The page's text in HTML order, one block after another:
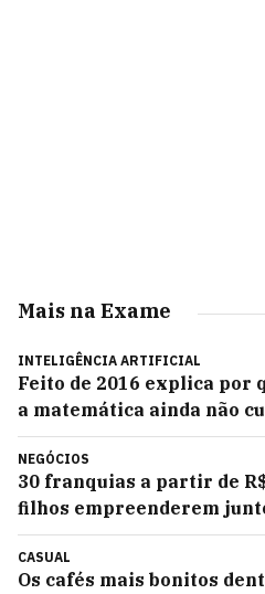
Mais na Exame
INTELIGÊNCIA ARTIFICIAL
Feito de 2016 explica por
a matemática ainda não
NEGÓCIOS
30 franquias a partir de
filhos empreenderem
CASUAL
Os cafés mais bonitos